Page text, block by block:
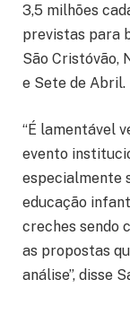
3,5 milhões
previstas para
São Cristóvão,
e Sete de Abril.
“É lamentável
evento
especialmente
educação
creches sendo
as propostas
análise”, disse